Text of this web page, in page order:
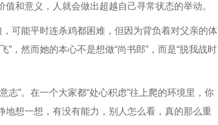
值和意义，人就会做出超越自己寻常状态的举动。
可能平时连杀鸡都困难，但因为背负着对父亲的体
，然而她的本心不是想做“尚书郎”，而是“脱我战时
”。在一个大家都“处心积虑”往上爬的环境里，你
想一想，有没有能力，别人怎么看，真的那么重